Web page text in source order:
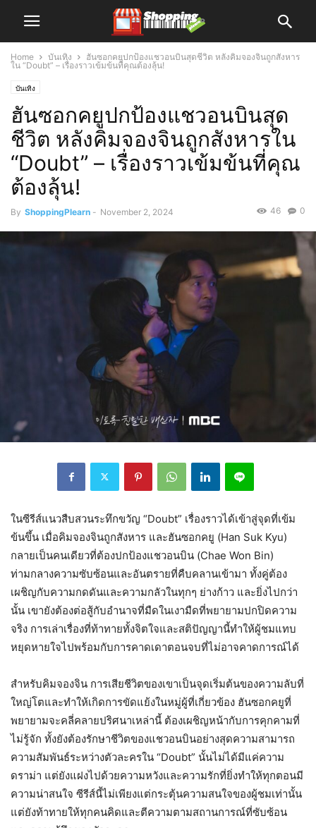
Home บันเทิง
ฮันซอกคยูปกป้องแชวอนบินสุดชีวิต หลังคิมจองจินถูกสังหาร
ใน “Doubt” – เรื่องราวเข้มข้นที่คุณต้องลุ้น!
บันเทิง
ฮันซอกคยูปกป้องแชวอนบินสุด
ชีวิต หลังคิมจองจินถูกสังหารใน
“Doubt” – เรื่องราวเข้มข้นที่คุณ
ต้องลุ้น!
By ShoppingPlearn - November 2, 2024 0
46
ในซีรีส์แนวสืบสวนระทึกขวัญ “Doubt” เรื่องราวได้เข้าสู่จุดที่เข้ม
ข้นขึ้น เมื่อคิมจองจินถูกสังหาร และฮันซอกคยู (Han Suk Kyu)
กลายเป็นคนเดียวที่ต้องปกป้องแชวอนบิน (Chae Won Bin)
ท่ามกลางความซับซ้อนและอันตรายที่คืบคลานเข้ามา ทั้งคู่ต้อง
เผชิญกับความกดดันและความกลัวในทุกๆ ย่างก้าว และยิ่งไปกว่า
นั้น เขายังต้องต่อสู้กับอำนาจที่มืดในเงามืดที่พยายามปกปิดความ
จริง การเล่าเรื่องที่ท้าทายทั้งจิตใจและสติปัญญานี้ทำให้ผู้ชมแทบ
หยุดหายใจไปพร้อมกับการคาดเดาตอนจบที่ไม่อาจคาดการณ์ได้
สำหรับคิมจองจิน การเสียชีวิตของเขาเป็นจุดเริ่มต้นของความลับที่
ใหญ่โตและทำให้เกิดการขัดแย้งในหมู่ผู้ที่เกี่ยวข้อง ฮันซอกคยูที่
พยายามจะคลี่คลายปริศนาเหล่านี้ ต้องเผชิญหน้ากับการคุกคามที่
ไม่รู้จัก ทั้งยังต้องรักษาชีวิตของแชวอนบินอย่างสุดความสามารถ
ความสัมพันธ์ระหว่างตัวละครใน “Doubt” นั้นไม่ได้มีแค่ความ
ดราม่า แต่ยังแฝงไปด้วยความหวังและความรักที่ยิ่งทำให้ทุกตอนมี
ความน่าสนใจ ซีรีส์นี้ไม่เพียงแต่กระตุ้นความสนใจของผู้ชมเท่านั้น
แต่ยังท้าทายให้ทุกคนคิดและตีความตามสถานการณ์ที่ซับซ้อน